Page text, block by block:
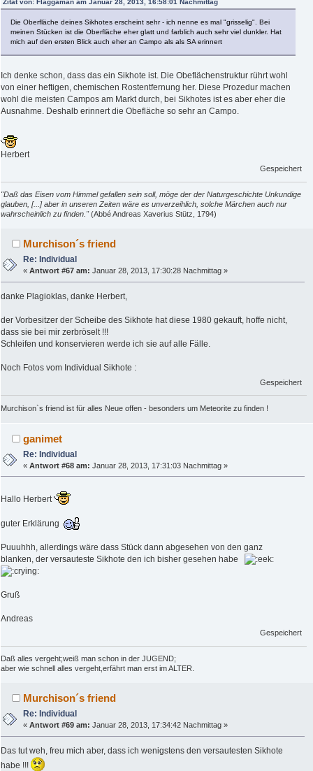
Zitat von: Flaggaman am Januar 28, 2013, 16:58:01 Nachmittag
Die Oberfläche deines Sikhotes erscheint sehr - ich nenne es mal "grisselig". Bei
meinen Stücken ist die Oberfläche eher glatt und farblich auch sehr viel dunkler. Hat
mich auf den ersten Blick auch eher an Campo als als SA erinnert
Ich denke schon, dass das ein Sikhote ist. Die Obeflächenstruktur rührt wohl
von einer heftigen, chemischen Rostentfernung her. Diese Prozedur machen
wohl die meisten Campos am Markt durch, bei Sikhotes ist es aber eher die
Ausnahme. Deshalb erinnert die Obefläche so sehr an Campo.
Herbert
Gespeichert
"Daß das Eisen vom Himmel gefallen sein soll, möge der der Naturgeschichte Unkundige
glauben, [...] aber in unseren Zeiten wäre es unverzeihlich, solche Märchen auch nur
wahrscheinlich zu finden."(Abbé Andreas Xaverius Stütz, 1794)
Murchison´s friend
Re: Individual
«Antwort #67 am: Januar 28, 2013, 17:30:28 Nachmittag »
danke Plagioklas, danke Herbert,
der Vorbesitzer der Scheibe des Sikhote hat diese 1980 gekauft, hoffe nicht,
dass sie bei mir zerbröselt !!!
Schleifen und konservieren werde ich sie auf alle Fälle.
Noch Fotos vom Individual Sikhote :
Gespeichert
Murchison`s friend ist für alles Neue offen - besonders um Meteorite zu finden !
ganimet
Re: Individual
«Antwort #68 am: Januar 28, 2013, 17:31:03 Nachmittag »
Hallo Herbert
guter Erklärung
Puuuhhh, allerdings wäre dass Stück dann abgesehen von den ganz
blanken, der versauteste Sikhote den ich bisher gesehen habe
Gruß
Andreas
Gespeichert
Daß alles vergeht;weiß man schon in der JUGEND;
aber wie schnell alles vergeht,erfährt man erst im ALTER.
Murchison´s friend
Re: Individual
«Antwort #69 am: Januar 28, 2013, 17:34:42 Nachmittag »
Das tut weh, freu mich aber, dass ich wenigstens den versautesten Sikhote
habe !!!